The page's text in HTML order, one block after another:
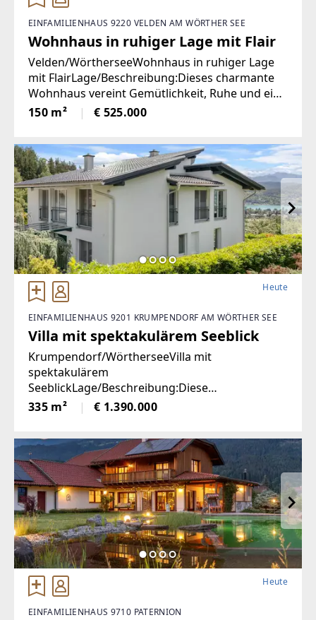
EINFAMILIENHAUS 9220 VELDEN AM WÖRTHER SEE
Wohnhaus in ruhiger Lage mit Flair
Velden/WörtherseeWohnhaus in ruhiger Lage
mit FlairLage/Beschreibung:Dieses charmante
Wohnhaus vereint Gemütlichkeit, Ruhe und eine
hohe Lebensqualität in unmittelbarer Nähe zum
Zentrum von Velden. Eingebettet in eine
150 m² € 525.000
Heute
EINFAMILIENHAUS 9201 KRUMPENDORF AM WÖRTHER SEE
Villa mit spektakulärem Seeblick
Krumpendorf/WörtherseeVilla mit
spektakulärem
SeeblickLage/Beschreibung:Diese
außergewöhnliche Villa in Krumpendorf am
Wörthersee vereint großzügiges Wohnen,
Aussicht in einer der begehrtesten
335 m² € 1.390.000
Heute
EINFAMILIENHAUS 9710 PATERNION